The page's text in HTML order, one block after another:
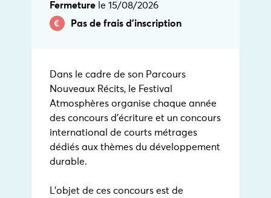
Fermeture le 15/08/2026
Pas de frais d’inscription
Dans le cadre de son Parcours
Nouveaux Récits, le Festival
Atmosphères organise chaque année
des concours d’écriture et un concours
international de courts métrages
dédiés aux thèmes du développement
durable.
L’objet de ces concours est de